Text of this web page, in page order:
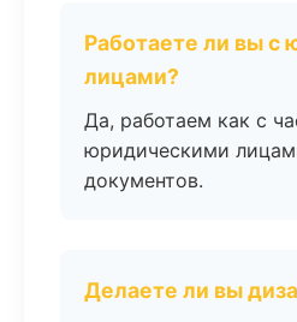
Работаете ли вы с
лицами?
Да, работаем как с
юридическими
документов.
Делаете ли вы